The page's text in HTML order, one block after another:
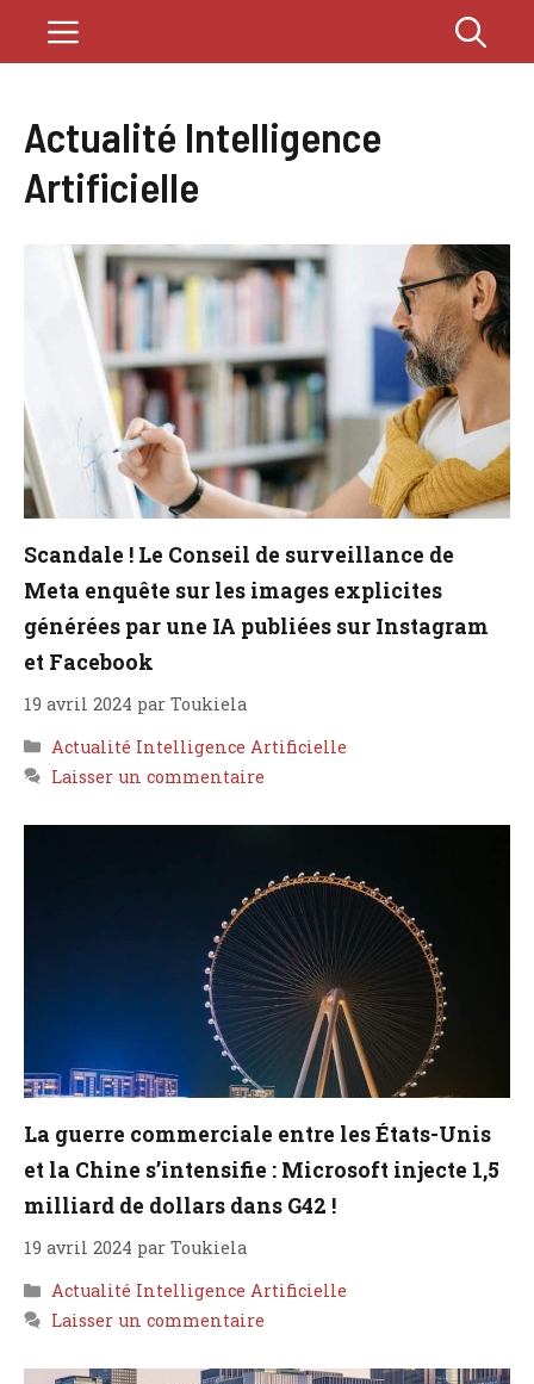
contenu
Menu
Actualité Intelligence
Artificielle
Scandale ! Le Conseil de surveillance de
Meta enquête sur les images explicites
générées par une IA publiées sur Instagram
et Facebook
19 avril 2024 par Toukiela
Catégories
Actualité Intelligence Artificielle
Laisser un commentaire
La guerre commerciale entre les États-Unis
et la Chine s’intensifie : Microsoft injecte 1,5
milliard de dollars dans G42 !
19 avril 2024 par Toukiela
Catégories
Actualité Intelligence Artificielle
Laisser un commentaire